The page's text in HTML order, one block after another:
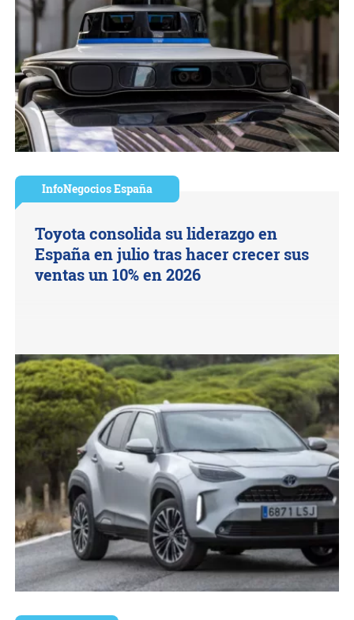
InfoNegocios España
Toyota consolida su liderazgo en
España en julio tras hacer crecer sus
ventas un 10% en 2026